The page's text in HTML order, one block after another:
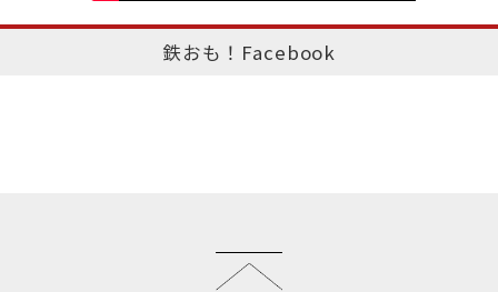
鉄おも！Facebook